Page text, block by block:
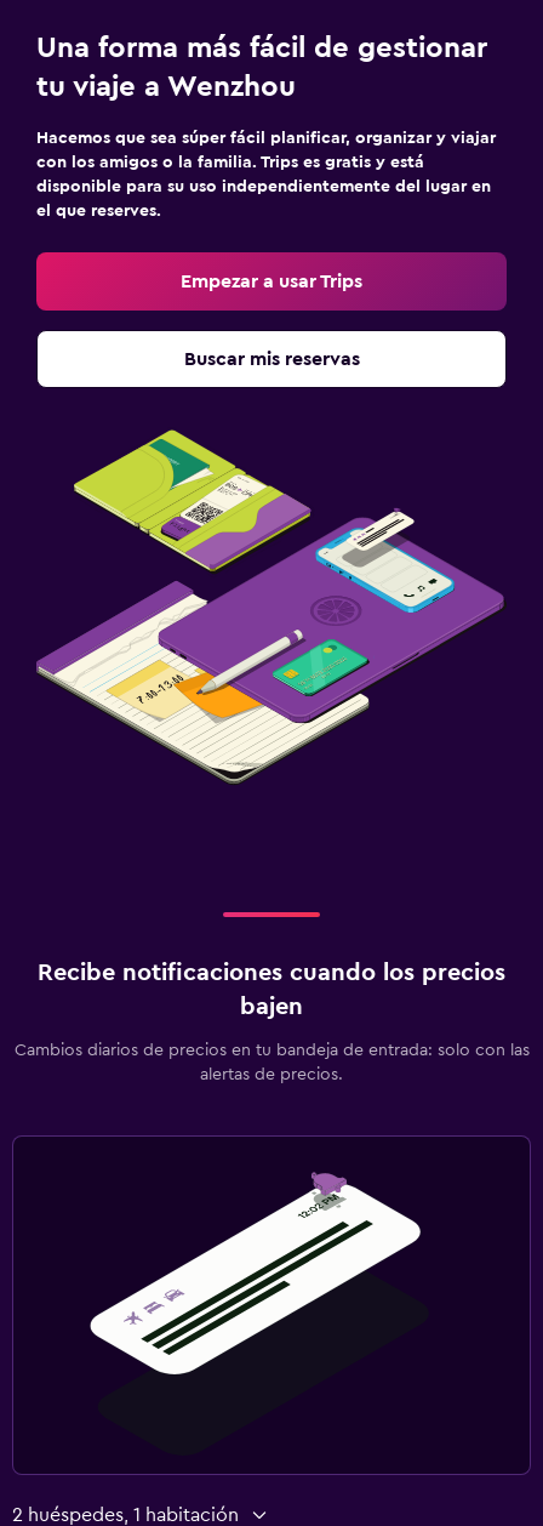
Una forma más fácil de gestionar
tu viaje a Wenzhou
Hacemos que sea súper fácil planificar, organizar y viajar
con los amigos o la familia. Trips es gratis y está
disponible para su uso independientemente del lugar en
el que reserves.
Empezar a usar Trips
Buscar mis reservas
Recibe notificaciones cuando los precios
bajen
Cambios diarios de precios en tu bandeja de entrada: solo con las
alertas de precios.
2 huéspedes, 1 habitación